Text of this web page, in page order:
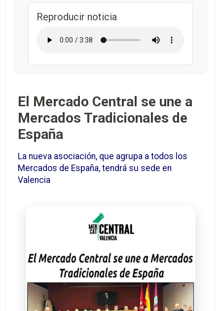
Reproducir noticia
El Mercado Central se une a
Mercados Tradicionales de
España
La nueva asociación, que agrupa a todos los
Mercados de España, tendrá su sede en
Valencia